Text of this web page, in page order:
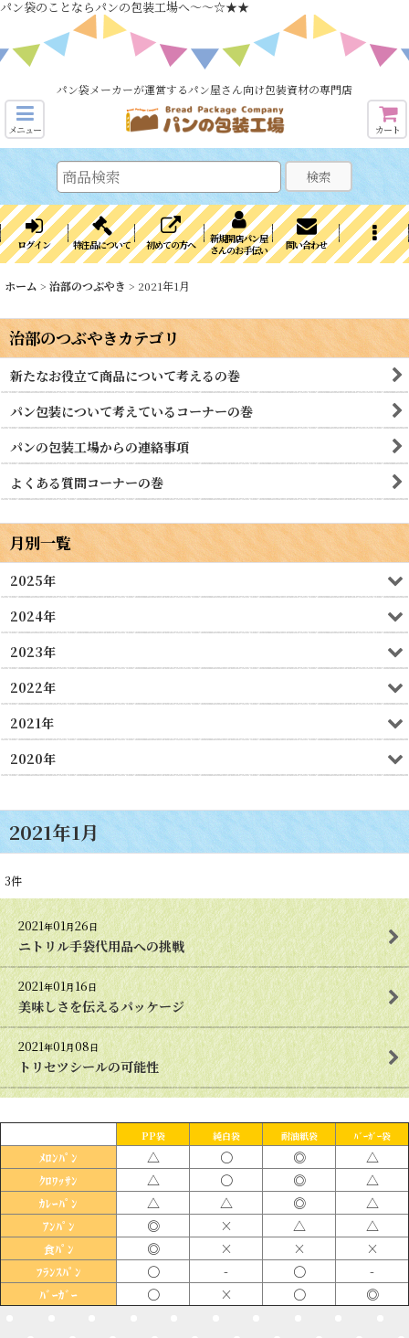
パン袋のことならパンの包装工場へ～～☆★★
パン袋メーカーが運営するパン屋さん向け包装資材の専門店
メニュー カート
検索
ログイン 特注品について 初めての方へ
新規開店パン屋
さんのお手伝い
問い合わせ
ホーム > 治部のつぶやき > 2021年1月
2021年1月
3件
2021年01月26日
ニトリル手袋代用品への挑戦
2021年01月16日
美味しさを伝えるパッケージ
2021年01月08日
トリセツシールの可能性
治部のつぶやきカテゴリ
新たなお役立て商品について考えるの巻
パン包装について考えているコーナーの巻
パンの包装工場からの連絡事項
よくある質問コーナーの巻
月別一覧
2025年
2024年
2023年
2022年
2021年
2020年
PP袋 純白袋 耐油紙袋 ﾊﾞｰｶﾞｰ袋
ﾒﾛﾝﾊﾟﾝ △ 〇 ◎ △
ｸﾛﾜｯｻﾝ △ 〇 ◎ △
ｶﾚｰﾊﾟﾝ △ △ ◎ △
ｱﾝﾊﾟﾝ ◎ × △ △
食ﾊﾟﾝ ◎ × × ×
ﾌﾗﾝｽﾊﾟﾝ 〇 - 〇 -
ﾊﾞｰｶﾞｰ 〇 × 〇 ◎